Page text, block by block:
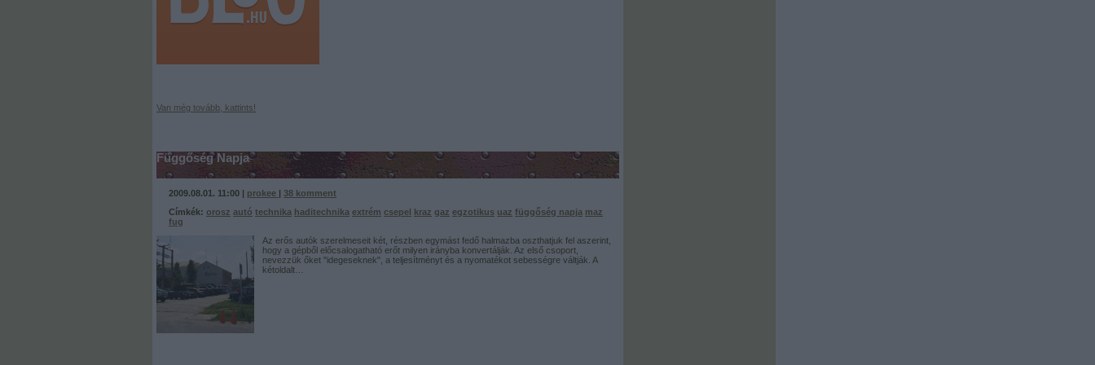
Van még tovább, kattints!
Függőség Napja
2009.08.01. 11:00 | prokee | 38 komment
Címkék: orosz autó technika haditechnika extrém csepel kraz gaz egzotikus uaz függőség napja maz
fug
Az erős autók szerelmeseit két, részben egymást fedő halmazba oszthatjuk fel aszerint,
hogy a gépből előcsalogatható erőt milyen irányba konvertálják. Az első csoport,
nevezzük őket "idegeseknek", a teljesítményt és a nyomatékot sebességre váltják. A
kétoldalt…